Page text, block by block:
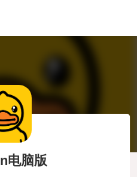
电脑版